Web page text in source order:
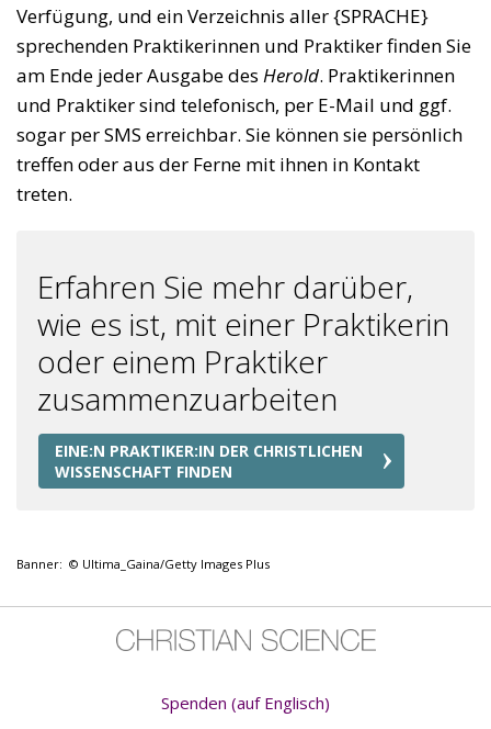
Verfügung, und ein Verzeichnis aller {SPRACHE}
sprechenden Praktikerinnen und Praktiker finden Sie
am Ende jeder Ausgabe des Herold. Praktikerinnen
und Praktiker sind telefonisch, per E-Mail und ggf.
sogar per SMS erreichbar. Sie können sie persönlich
treffen oder aus der Ferne mit ihnen in Kontakt
treten.
Erfahren Sie mehr darüber,
wie es ist, mit einer Praktikerin
oder einem Praktiker
zusammenzuarbeiten
EINE:N PRAKTIKER:IN DER CHRISTLICHEN
WISSENSCHAFT FINDEN
Banner: © Ultima_Gaina/Getty Images Plus
Spenden (auf Englisch)